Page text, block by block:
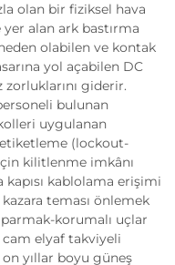
olan bir fiziksel hava
alan ark bastırma
olabilen ve kontak
yol açabilen DC
giderir.
bulunan
uygulanan
(lockout-
kilitlenme imkânı
kapısı kablolama erişimi
kazara teması önlemek
korumalı uçlar
cam elyaf takviyeli
on yıllar boyu güneş